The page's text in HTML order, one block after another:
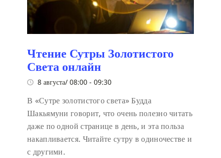
Чтение Сутры Золотистого
Света онлайн
8 августа/ 08:00 - 09:30
В «Сутре золотистого света» Будда
Шакьямуни говорит, что очень полезно читать
даже по одной странице в день, и эта польза
накапливается. Читайте сутру в одиночестве и
с другими.